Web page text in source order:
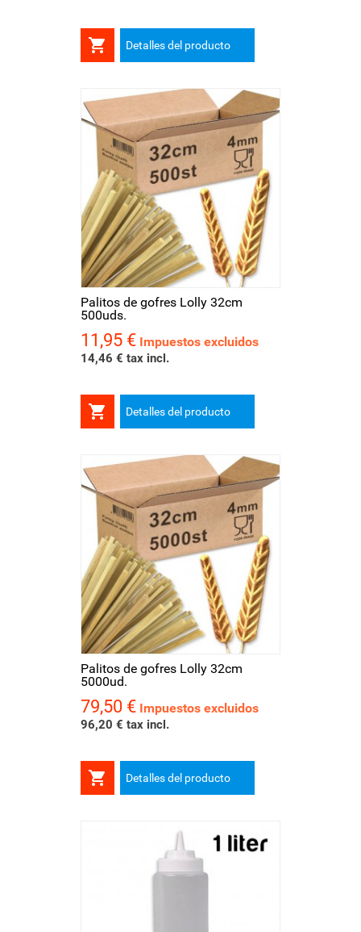
 Detalles del producto
Palitos de gofres Lolly 32cm
500uds.
Precio
11,95 € Impuestos excluidos
14,46 € tax incl.
 Detalles del producto
Palitos de gofres Lolly 32cm
5000ud.
Precio
79,50 € Impuestos excluidos
96,20 € tax incl.
 Detalles del producto